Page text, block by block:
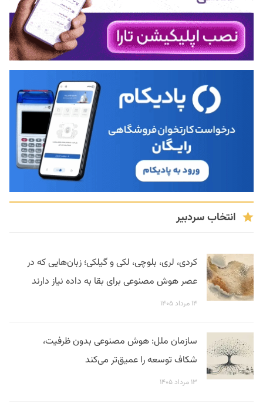
انتخاب سردبیر
کردی، لری، بلوچی، لکی و گیلکی؛ زبان‌هایی که در
عصر هوش مصنوعی برای بقا به داده نیاز دارند
۱۴ مرداد ۱۴۰۵
سازمان ملل: هوش مصنوعی بدون ظرفیت،
شکاف توسعه را عمیق‌تر می‌کند
۱۳ مرداد ۱۴۰۵